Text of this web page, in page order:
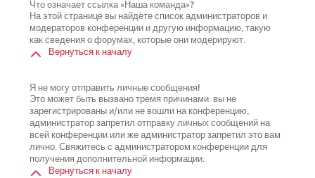
Что означает ссылка «Наша команда»?
На этой странице вы найдёте список администраторов и
модераторов конференции и другую информацию, такую
как сведения о форумах, которые они модерируют.
Вернуться к началу
Я не могу отправить личные сообщения!
Это может быть вызвано тремя причинами: вы не
зарегистрированы и/или не вошли на конференцию,
администратор запретил отправку личных сообщений на
всей конференции или же администратор запретил это вам
лично. Свяжитесь с администратором конференции для
получения дополнительной информации.
Вернуться к началу